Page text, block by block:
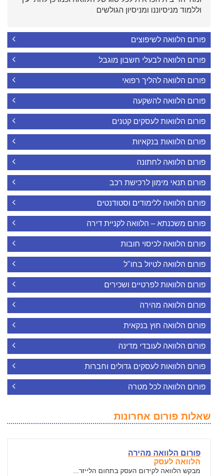
וללמוד מניסיוננו ומניסיון הגולשים
פורום הלוואה לשיפוצים
פורום הלוואה לבעלי חשבון מוגבל
פורום הלוואה להליך רפואי
פורום הלוואה להשקעה
פורום הלוואות לעסקים קטנים
פורום הלוואות בנקאיות
פורום הלוואה לחתונה
פורום תנאי מימון לרכישת רכב
פורום הלוואה ללימודים וסטודנטים
פורום משכנתא – הלוואה לקניית דירה
פורום הלוואה לכיסוי חובות
פורום הלוואה לטיול בחו"ל
פורום הלוואות לפרטיים ושכירים
פורום הלוואה מהירה
פורום הלוואה חוץ בנקאית
פורום הלוואה לעובדי מדינה
פורום הלוואות לעסקים גדולים וחברות
פורום הלוואה לכל מטרה
שאלות פורום אחרונות
פורום הלוואה מהירה
הלוואה לעסק
מבקש הלוואה לקידום העסק בתחום הלייזר...